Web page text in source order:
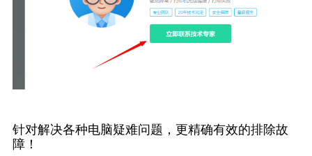
针对解决各种电脑疑难问题，更精确有效的排除故
障！